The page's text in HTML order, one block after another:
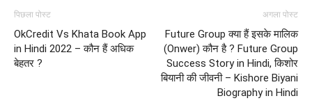
पिछला पोस्ट
OkCredit Vs Khata Book App
in Hindi 2022 – कौन हैं अधिक
बेहतर ?
अगला पोस्ट
Future Group क्या हैं इसके मालिक
(Onwer) कौन है ? Future Group
Success Story in Hindi, किशोर
बियानी की जीवनी – Kishore Biyani
Biography in Hindi